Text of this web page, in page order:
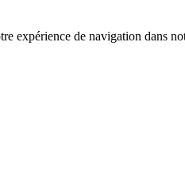
expérience de navigation dans